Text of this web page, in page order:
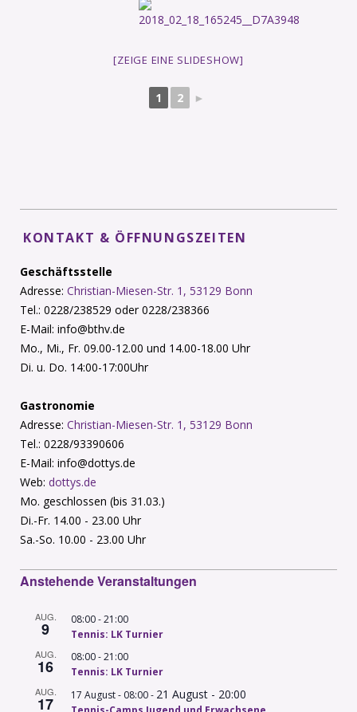
[ZEIGE EINE SLIDESHOW]
1 2 ►
KONTAKT & ÖFFNUNGSZEITEN
Geschäftsstelle
Adresse: Christian-Miesen-Str. 1, 53129 Bonn
Tel.: 0228/238529 oder 0228/238366
E-Mail: info@bthv.de
Mo., Mi., Fr. 09.00-12.00 und 14.00-18.00 Uhr
Di. u. Do. 14:00-17:00Uhr
Gastronomie
Adresse: Christian-Miesen-Str. 1, 53129 Bonn
Tel.: 0228/93390606
E-Mail: info@dottys.de
Web: dottys.de
Mo. geschlossen (bis 31.03.)
Di.-Fr. 14.00 - 23.00 Uhr
Sa.-So. 10.00 - 23.00 Uhr
Anstehende Veranstaltungen
AUG.
9 08:00-21:00
Tennis: LK Turnier
AUG.
16 08:00-21:00
Tennis: LK Turnier
AUG.
17 17 August - 08:00- 21 August - 20:00